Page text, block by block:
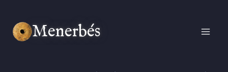
contenuMenerbés